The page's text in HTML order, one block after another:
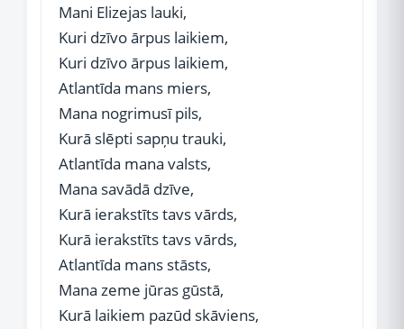
Mani Elizejas lauki,
Kuri dzīvo ārpus laikiem,
Kuri dzīvo ārpus laikiem,
Atlantīda mans miers,
Mana nogrimusī pils,
Kurā slēpti sapņu trauki,
Atlantīda mana valsts,
Mana savādā dzīve,
Kurā ierakstīts tavs vārds,
Kurā ierakstīts tavs vārds,
Atlantīda mans stāsts,
Mana zeme jūras gūstā,
Kurā laikiem pazūd skāviens,